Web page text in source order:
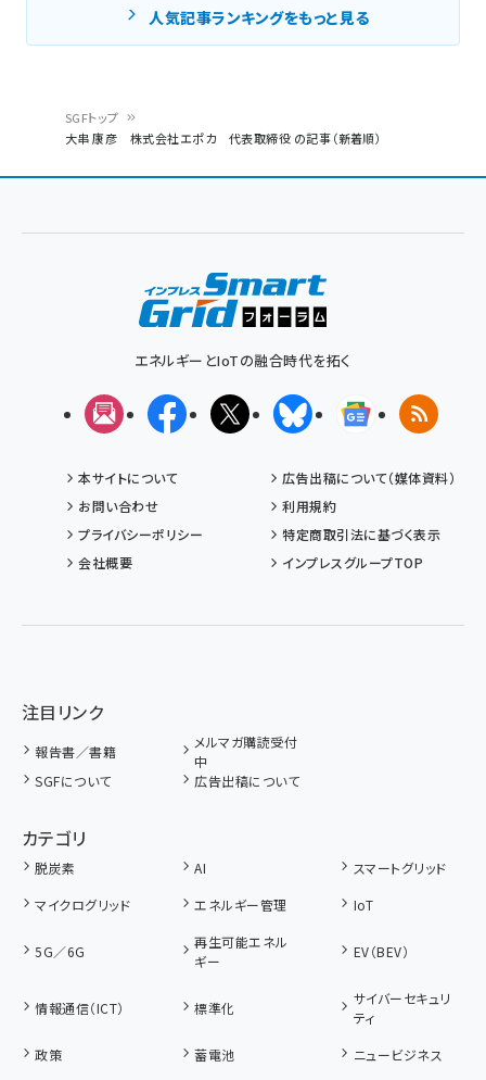
く
SGFトップ
大串 康彦 株式会社エポカ 代表取締役 の記事（新着順）
人気記事ランキングをもっと見る
エネルギーとIoTの融合時代を拓く
メルマガFacebookX(エックス)BlueskyGoogleニュ
RSS
本サイトについて
広告出稿について（媒体資料）
お問い合わせ
利用規約
プライバシーポリシー
特定商取引法に基づく表示
会社概要
インプレスグループTOP
注目リンク
報告書／書籍
メルマガ購読受付
中
SGFについて
広告出稿について
カテゴリ
脱炭素 AI
スマートグリッド
マイクログリッド
エネルギー管理 IoT
5G／6G
再生可能エネル
ギー
EV（BEV）
情報通信（ICT） 標準化
サイバーセキュリ
ティ
政策
蓄電池
ニュービジネス